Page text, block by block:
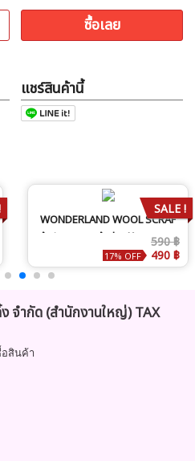
ซื้อเลย
แชร์สินค้านี้
WONDERLAND WOOL SCRAF
ผ้าพันคอสวย ผ้านุ่ม สีฟ้า
590 ฿
490 ฿
17% OFF
SALE !
จำกัด (สำนักงานใหญ่) TAX
อสินค้า